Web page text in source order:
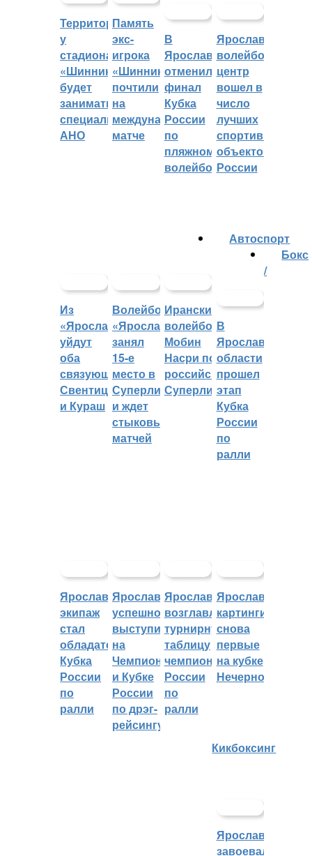
Территорией
у
стадиона
«Шинник»
будет
заниматься
специальное
АНО
Память
экс-
игрока
«Шинника»
почтили
на
международном
матче
В
Ярославле
отменили
финал
Кубка
России
по
пляжному
волейболу
Ярославский
волейбольный
центр
вошел в
число
лучших
спортивных
объектов
России
Из
«Ярославича»
уйдут
оба
связующих:
Свентицкис
и Кураш
Волейбольный
«Ярославич»
занял
15-е
место в
Суперлиге
и ждет
стыковых
матчей
Иранский
волейболист
Мобин
Насри покинет
российскую
Суперлигу
Автоспорт
В
Ярославской
области
прошел
этап
Кубка
России
по
ралли
Ярославский
экипаж
стал
обладателем
Кубка
России
по
ралли
Ярославцы
успешно
выступили
на
Чемпионате
и Кубке
России
по дрэг-
рейсингу
Ярославцы
возглавляют
турнирную
таблицу
чемпионата
России
по
ралли
Ярославские
картингисты
снова
первые
на кубке
Нечерноземья
Бокс
/
Кикбоксинг
Ярославцы
завоевали